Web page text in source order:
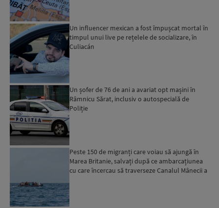
Un influencer mexican a fost împușcat mortal în
timpul unui live pe rețelele de socializare, în
Culiacán
Un șofer de 76 de ani a avariat opt mașini în
Râmnicu Sărat, inclusiv o autospecială de
Poliție
Peste 150 de migranți care voiau să ajungă în
Marea Britanie, salvați după ce ambarcațiunea
cu care încercau să traverseze Canalul Mânecii a